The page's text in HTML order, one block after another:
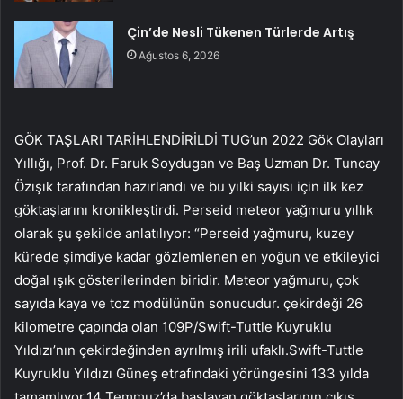
Çin’de Nesli Tükenen Türlerde Artış
Ağustos 6, 2026
GÖK TAŞLARI TARİHLENDİRİLDİ TUG’un 2022 Gök Olayları
Yıllığı, Prof. Dr. Faruk Soydugan ve Baş Uzman Dr. Tuncay
Özışık tarafından hazırlandı ve bu yılki sayısı için ilk kez
göktaşlarını kronikleştirdi. Perseid meteor yağmuru yıllık
olarak şu şekilde anlatılıyor: “Perseid yağmuru, kuzey
kürede şimdiye kadar gözlemlenen en yoğun ve etkileyici
doğal ışık gösterilerinden biridir. Meteor yağmuru, çok
sayıda kaya ve toz modülünün sonucudur. çekirdeği 26
kilometre çapında olan 109P/Swift-Tuttle Kuyruklu
Yıldızı’nın çekirdeğinden ayrılmış irili ufaklı.Swift-Tuttle
Kuyruklu Yıldızı Güneş etrafındaki yörüngesini 133 yılda